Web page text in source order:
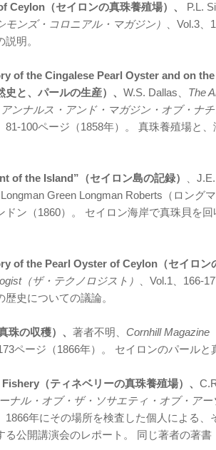
Ceylon（セイロンの真珠養殖場）、 P.L.
モンズ・コロニアル・マガジン）
、Vol.3
明。
of the Cingalese Pearl Oyster and on
と、パールの生産）、 W.S. Dallas、 The
ンナルス・アンド・マガジン・オブ・ナチ
81-100ページ（1858年）。 真珠養殖場と
of the Island”（セイロン島の記録）
、
Green Longman Roberts（ロング
ドン（1860）。 セイロン海岸で真珠貝を
of the Pearl Oyster of Ceylon（セイロン
（ザ・テクノロジスト）
、Vol.1、166-
史についての議論。
珠の収穫）、 著者不明、 Cornhill Magazine
ページ（1866年）。 セイロンのパールと
（ティネベリーの真珠養殖場）、
ナル・オブ・ザ・ソサエティ・オブ・アー
1866年にその場所を検査した個人による、
る公開講演会のレポート。 同じ著者の著書